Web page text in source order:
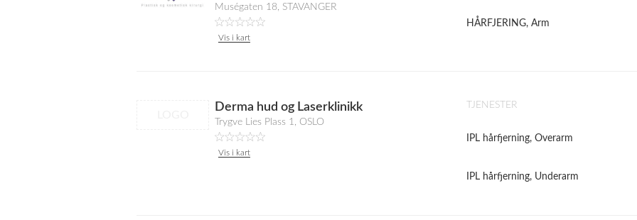
Muségaten 18, STAVANGER
Vis i kart
HÅRFJERING, Arm
Derma hud og Laserklinikk
Trygve Lies Plass 1, OSLO
Vis i kart
TJENESTER
IPL hårfjerning, Overarm
IPL hårfjerning, Underarm